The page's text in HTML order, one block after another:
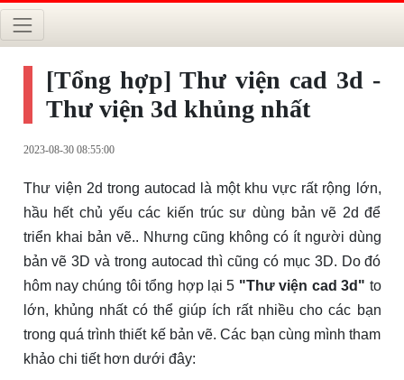
[Tổng hợp] Thư viện cad 3d -
Thư viện 3d khủng nhất
2023-08-30 08:55:00
Thư viện 2d trong autocad là một khu vực rất rộng lớn,
hầu hết chủ yếu các kiến trúc sư dùng bản vẽ 2d để
triển khai bản vẽ.. Nhưng cũng không có ít người dùng
bản vẽ 3D và trong autocad thì cũng có mục 3D. Do đó
hôm nay chúng tôi tổng hợp lại 5 "Thư viện cad 3d" to
lớn, khủng nhất có thể giúp ích rất nhiều cho các bạn
trong quá trình thiết kế bản vẽ. Các bạn cùng mình tham
khảo chi tiết hơn dưới đây: